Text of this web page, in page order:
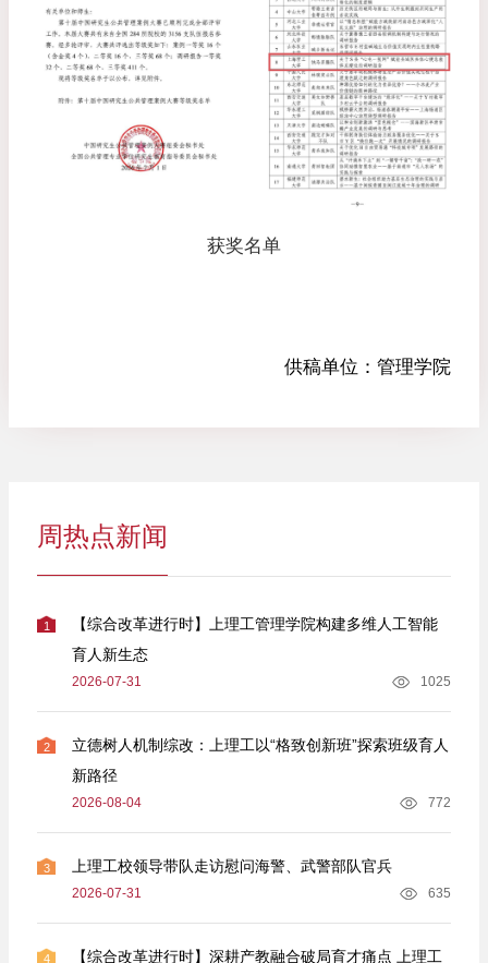
获奖名单
供稿单位： 管理学院
周热点新闻
1
【综合改革进行时】上理工管理学院构建多维人工智能
育人新生态
2026-07-31 1025
2
立德树人机制综改：上理工以“格致创新班”探索班级育人
新路径
2026-08-04 772
3 上理工校领导带队走访慰问海警、武警部队官兵
2026-07-31 635
4 【综合改革进行时】深耕产教融合破局育才痛点 上理工